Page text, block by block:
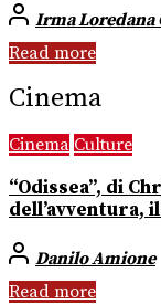
Irma Loredana
Read more
Cinema
Cinema Culture
“Odissea”, di
dell’avventura,
Danilo Amione
Read more